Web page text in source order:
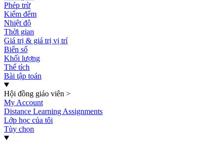
Phép trừ
Kiểm đếm
Nhiệt độ
Thời gian
Giá trị & giá trị vị trí
Biến số
Khối lượng
Thể tích
Bài tập toán
Hội đồng giáo viên >
My Account
Distance Learning Assignments
Lớp học của tôi
Tùy chọn